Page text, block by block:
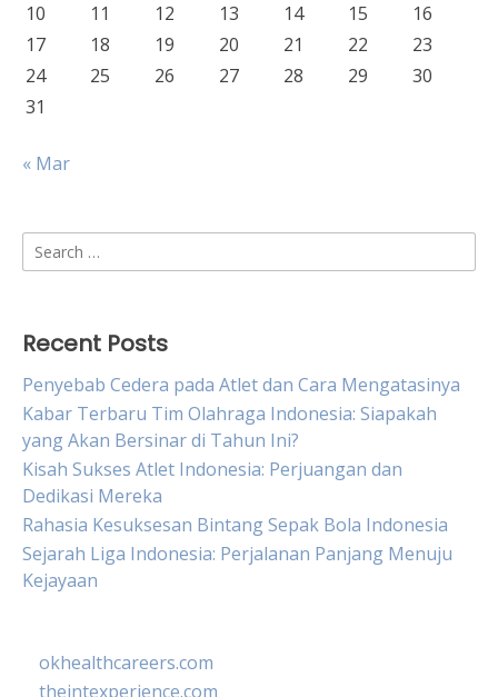
10
11 12 13 14 15
16
17
18 19 20 21 22
23
24
25 26 27 28 29
30
31
« Mar
Search
for:
Recent Posts
Penyebab Cedera pada Atlet dan Cara Mengatasinya
Kabar Terbaru Tim Olahraga Indonesia: Siapakah
yang Akan Bersinar di Tahun Ini?
Kisah Sukses Atlet Indonesia: Perjuangan dan
Dedikasi Mereka
Rahasia Kesuksesan Bintang Sepak Bola Indonesia
Sejarah Liga Indonesia: Perjalanan Panjang Menuju
Kejayaan
okhealthcareers.com
theintexperience.com